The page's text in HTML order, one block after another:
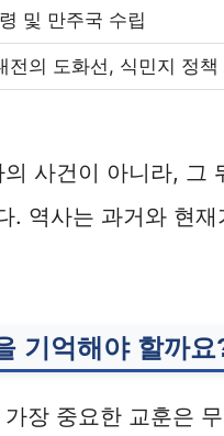
및 만주국 수립
전의 도화선, 식민지 정책
사건이 아니라, 그
. 역사는 과거와 현
기억해야 할까요
장 중요한 교훈은